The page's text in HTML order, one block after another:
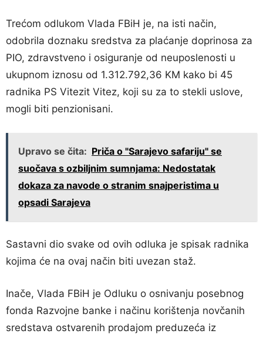
Trećom odlukom Vlada FBiH je, na isti način,
odobrila doznaku sredstva za plaćanje doprinosa za
PIO, zdravstveno i osiguranje od neuposlenosti u
ukupnom iznosu od 1.312.792,36 KM kako bi 45
radnika PS Vitezit Vitez, koji su za to stekli uslove,
mogli biti penzionisani.
Upravo se čita: Priča o "Sarajevo safariju" se
suočava s ozbiljnim sumnjama: Nedostatak
dokaza za navode o stranim snajperistima u
opsadi Sarajeva
Sastavni dio svake od ovih odluka je spisak radnika
kojima će na ovaj način biti uvezan staž.
Inače, Vlada FBiH je Odluku o osnivanju posebnog
fonda Razvojne banke i načinu korištenja novčanih
sredstava ostvarenih prodajom preduzeća iz